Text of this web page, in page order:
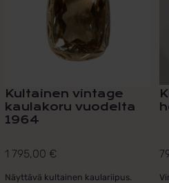
Kultainen vintage
kaulakoru vuodelta
1964
1 795,00 €
Näyttävä kultainen kaulariipus.